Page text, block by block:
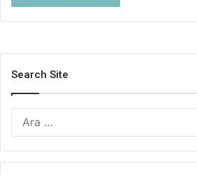
Search Site